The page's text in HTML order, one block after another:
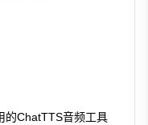
的ChatTTS音频工具